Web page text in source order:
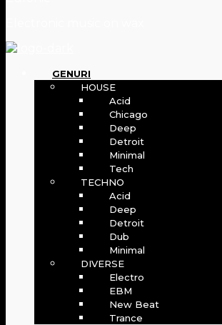
GENURI
HOUSE
Acid
Chicago
Deep
Detroit
Minimal
Tech
TECHNO
Acid
Deep
Detroit
Dub
Minimal
DIVERSE
Electro
EBM
New Beat
Trance